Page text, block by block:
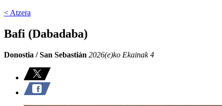
< Atzera
Bafi (Dabadaba)
Donostia / San Sebastián 2026(e)ko Ekainak 4